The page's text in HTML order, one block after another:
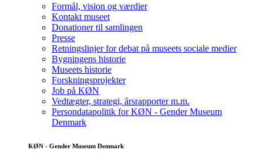
Formål, vision og værdier
Kontakt museet
Donationer til samlingen
Presse
Retningslinjer for debat på museets sociale medier
Bygningens historie
Museets historie
Forskningsprojekter
Job på KØN
Vedtægter, strategi, årsrapporter m.m.
Persondatapolitik for KØN - Gender Museum
Denmark
KØN - Gender Museum Denmark